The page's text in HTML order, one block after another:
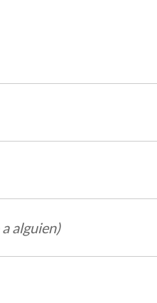
alguien)